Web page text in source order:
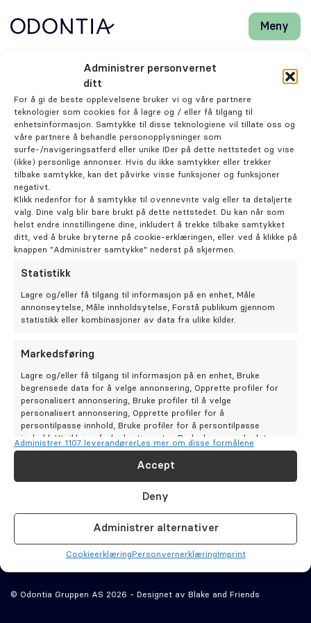
Administrer personvernet
ditt
For å gi de beste opplevelsene bruker vi og våre partnere
teknologier som cookies for å lagre og / eller få tilgang til
enhetsinformasjon. Samtykke til disse teknologiene vil tillate oss og
våre partnere å behandle personopplysninger som
surfe-/navigeringsatferd eller unike IDer på dette nettstedet og vise
(ikke) personlige annonser. Hvis du ikke samtykker eller trekker
tilbake samtykke, kan det påvirke visse funksjoner og funksjoner
negativt.
Klikk nedenfor for å samtykke til ovennevnte valg eller ta detaljerte
valg. Dine valg blir bare brukt på dette nettstedet. Du kan når som
helst endre innstillingene dine, inkludert å trekke tilbake samtykket
ditt, ved å bruke bryterne på cookie-erklæringen, eller ved å klikke på
knappen "Administrer samtykke" nederst på skjermen.
Statistikk
Lagre og/eller få tilgang til informasjon på en enhet, Måle
annonseytelse, Måle innholdsytelse, Forstå publikum gjennom
statistikk eller kombinasjoner av data fra ulike kilder.
Markedsføring
Lagre og/eller få tilgang til informasjon på en enhet, Bruke
begrensede data for å velge annonsering, Opprette profiler for
personalisert annonsering, Bruke profiler til å velge
personalisert annonsering, Opprette profiler for å
persontilpasse innhold, Bruke profiler for å persontilpasse
innhold, Utvikle og forbedre tjenester, Bruke begrensede data
for å velge innhold.
Funksjoner
basert på informasjon som overføres automatisk.
annonser og innhold.
Administrer 1107 leverandørerLes mer om disse formålene
Accept
Deny
Administrer alternativer
Cookie­erklæringPersonvernerklæringImprint
Meny
Lukk
Behandlinger
Henviser
Periodonti
Endodonti
Kjeveortopedi
Oral kirurgi
Oral protetikk
Spesialistsenter – Oslo Endodontisenter
Om oss
Om Odontia Tannlegene
Selge tannlegepraksis?
Kontakt oss
Odontia Tannlegene Tromsø Byporten
Permisjon
Synne Mikkelsen
Odontia
Alltid ivaretatt
Kontakt oss
Tannklinikker
Tips og råd
Odontia Kompetanse
Våre klinikker
Cookie­erklæring (EU)
Personvernerklæring (EU)
Ansvars­fraskrivelse
Åpenhetsloven
Imprint
© Odontia Gruppen AS 2026 - Designet av Blake and Friends